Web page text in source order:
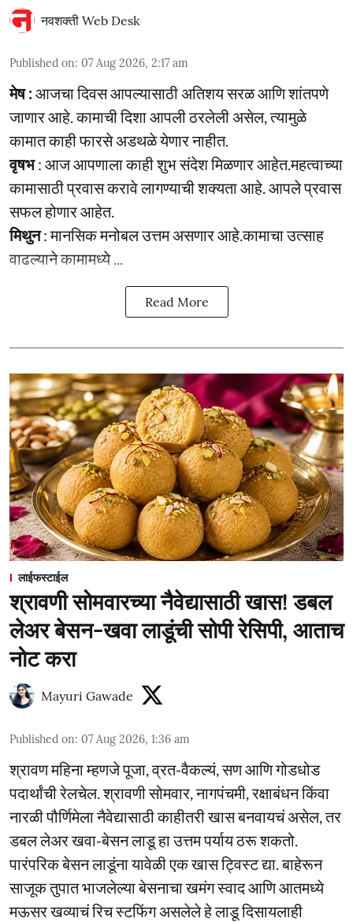
नवशक्ती Web Desk
Published on: 07 Aug 2026, 2:17 am
मेष :आजचा दिवस आपल्यासाठी अतिशय सरळ आणि शांतपणे
जाणार आहे. कामाची दिशा आपली ठरलेली असेल, त्यामुळे
कामात काही फारसे अडथळे येणार नाहीत.
वृषभ: आज आपणाला काही शुभ संदेश मिळणार आहेत.महत्वाच्या
कामासाठी प्रवास करावे लागण्याची शक्यता आहे. आपले प्रवास
सफल होणार आहेत.
मिथुन: मानसिक मनोबल उत्तम असणार आहे.कामाचा उत्साह
वाढल्याने कामामध्ये ...
Read More
लाईफस्टाईल
श्रावणी सोमवारच्या नैवेद्यासाठी खास! डबल
लेअर बेसन-खवा लाडूंची सोपी रेसिपी, आताच
नोट करा
Mayuri Gawade
Published on: 07 Aug 2026, 1:36 am
श्रावण महिना म्हणजे पूजा, व्रत-वैकल्यं, सण आणि गोडधोड
पदार्थांची रेलचेल. श्रावणी सोमवार, नागपंचमी, रक्षाबंधन किंवा
नारळी पौर्णिमेला नैवेद्यासाठी काहीतरी खास बनवायचं असेल, तर
डबल लेअर खवा-बेसन लाडू हा उत्तम पर्याय ठरू शकतो.
पारंपरिक बेसन लाडूंना यावेळी एक खास ट्विस्ट द्या. बाहेरून
साजूक तुपात भाजलेल्या बेसनाचा खमंग स्वाद आणि आतमध्ये
मऊसर खव्याचं रिच स्टफिंग असलेले हे लाडू दिसायलाही